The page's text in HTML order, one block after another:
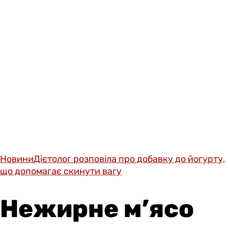
НовиниДієтолог розповіла про добавку до йогурту,
що допомагає скинути вагу
Нежирне м’ясо